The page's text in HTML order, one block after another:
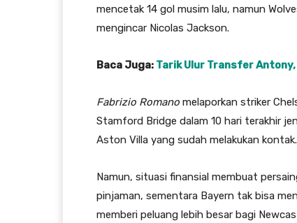
mencetak 14 gol musim lalu, namun
mengincar Nicolas Jackson.
Baca Juga: Tarik Ulur Transfer
Fabrizio Romano melaporkan striker
Stamford Bridge dalam 10 hari terakhir
Aston Villa yang sudah melakukan kontak.
Namun, situasi finansial membuat
pinjaman, sementara Bayern tak bisa
memberi peluang lebih besar bagi